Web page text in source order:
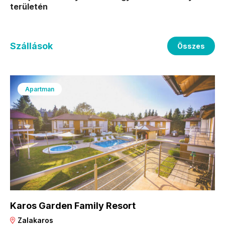
területén
Szállások Összes
Apartman
Karos Garden Family Resort
Zalakaros